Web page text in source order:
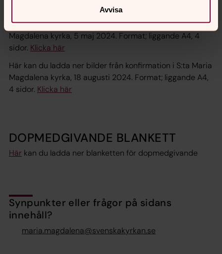
Avvisa
Här kan du ladda ner bilder från konfirmation i S:ta Maria
Magdalena kyrka, 5 maj 2024. Format; liggande A4, 4
sidor. Klicka här
Här kan du ladda ner bilder från konfirmation i S:ta Maria
Magdalena kyrka, 18 augusti 2024. Format; liggande A4,
4 sidor. Klicka här
DOPMEDGIVANDE BLANKETT
Här kan du ladda ner blanketten för dopmedgivande
Synpunkter eller frågor på sidans
innehåll?
maria.magdalena@svenskakyrkan.se